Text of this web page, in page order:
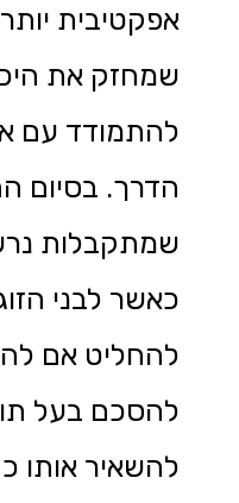
אפקטיבית
שמחזק את
להתמודד עם
הדרך. בסיום
שמתקבלות
כאשר לבני
להחליט אם
להסכם בעל
להשאיר אותו